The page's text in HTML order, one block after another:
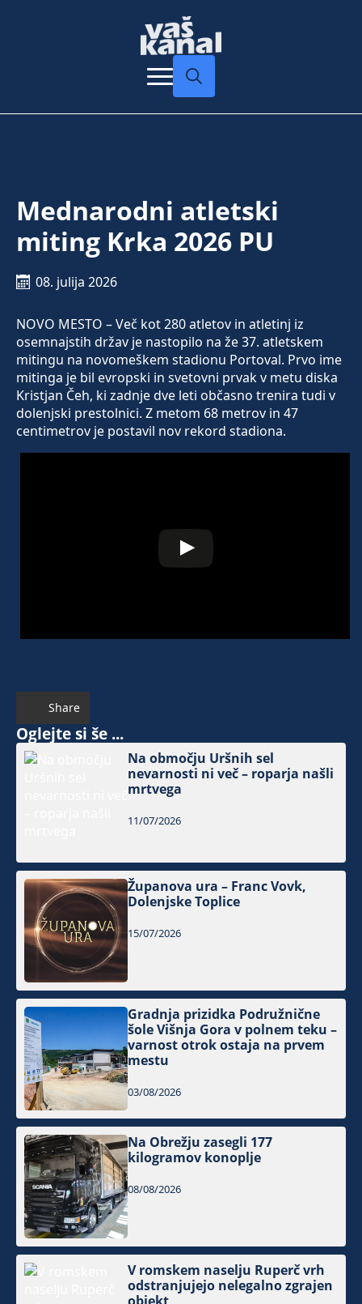
Mednarodni atletski
miting Krka 2026 PU
08. julija 2026
NOVO MESTO – Več kot 280 atletov in atletinj iz
osemnajstih držav je nastopilo na že 37. atletskem
mitingu na novomeškem stadionu Portoval. Prvo ime
mitinga je bil evropski in svetovni prvak v metu diska
Kristjan Čeh, ki zadnje dve leti občasno trenira tudi v
dolenjski prestolnici. Z metom 68 metrov in 47
centimetrov je postavil nov rekord stadiona.
Share
Oglejte si še ...
Na območju Uršnih sel
nevarnosti ni več – roparja našli
mrtvega
11/07/2026
Županova ura – Franc Vovk,
Dolenjske Toplice
15/07/2026
Gradnja prizidka Podružnične
šole Višnja Gora v polnem teku –
varnost otrok ostaja na prvem
mestu
03/08/2026
Na Obrežju zasegli 177
kilogramov konoplje
08/08/2026
V romskem naselju Ruperč vrh
odstranjujejo nelegalno zgrajen